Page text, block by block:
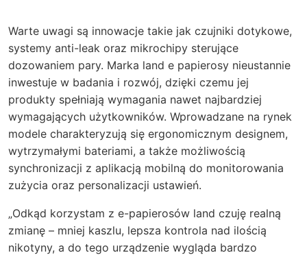
Warte uwagi są innowacje takie jak czujniki dotykowe,
systemy anti-leak oraz mikrochipy sterujące
dozowaniem pary. Marka land e papierosy nieustannie
inwestuje w badania i rozwój, dzięki czemu jej
produkty spełniają wymagania nawet najbardziej
wymagających użytkowników. Wprowadzane na rynek
modele charakteryzują się ergonomicznym designem,
wytrzymałymi bateriami, a także możliwością
synchronizacji z aplikacją mobilną do monitorowania
zużycia oraz personalizacji ustawień.
„Odkąd korzystam z e-papierosów land czuję realną
zmianę – mniej kaszlu, lepsza kontrola nad ilością
nikotyny, a do tego urządzenie wygląda bardzo